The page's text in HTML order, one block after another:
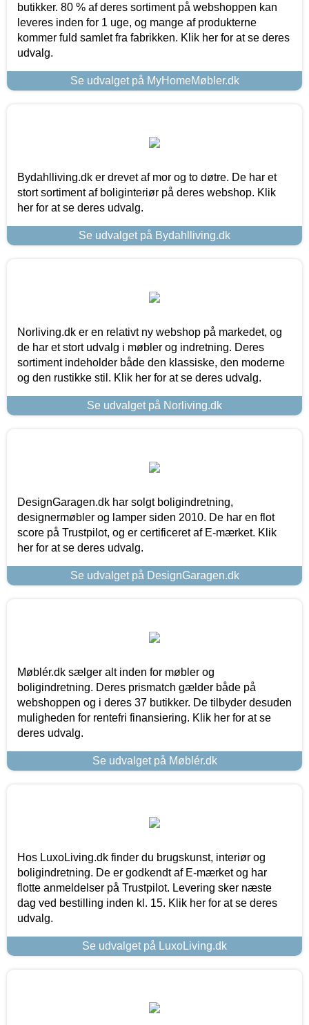
butikker. 80 % af deres sortiment på webshoppen kan
leveres inden for 1 uge, og mange af produkterne
kommer fuld samlet fra fabrikken. Klik her for at se deres
udvalg.
Se udvalget på MyHomeMøbler.dk
Bydahlliving.dk er drevet af mor og to døtre. De har et
stort sortiment af boliginteriør på deres webshop. Klik
her for at se deres udvalg.
Se udvalget på Bydahlliving.dk
Norliving.dk er en relativt ny webshop på markedet, og
de har et stort udvalg i møbler og indretning. Deres
sortiment indeholder både den klassiske, den moderne
og den rustikke stil. Klik her for at se deres udvalg.
Se udvalget på Norliving.dk
DesignGaragen.dk har solgt boligindretning,
designermøbler og lamper siden 2010. De har en flot
score på Trustpilot, og er certificeret af E-mærket. Klik
her for at se deres udvalg.
Se udvalget på DesignGaragen.dk
Møblér.dk sælger alt inden for møbler og
boligindretning. Deres prismatch gælder både på
webshoppen og i deres 37 butikker. De tilbyder desuden
muligheden for rentefri finansiering. Klik her for at se
deres udvalg.
Se udvalget på Møblér.dk
Hos LuxoLiving.dk finder du brugskunst, interiør og
boligindretning. De er godkendt af E-mærket og har
flotte anmeldelser på Trustpilot. Levering sker næste
dag ved bestilling inden kl. 15. Klik her for at se deres
udvalg.
Se udvalget på LuxoLiving.dk